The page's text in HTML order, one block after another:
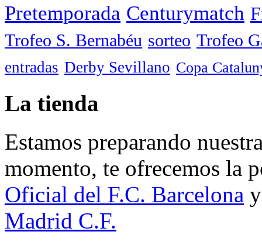
Pretemporada Centurymatch
Trofeo S. Bernabéu sorteo Trofeo
entradas Derby Sevillano Copa
La tienda
Estamos preparando
momento, te ofrecemos la
Oficial del F.C. Barcelona
Madrid C.F.